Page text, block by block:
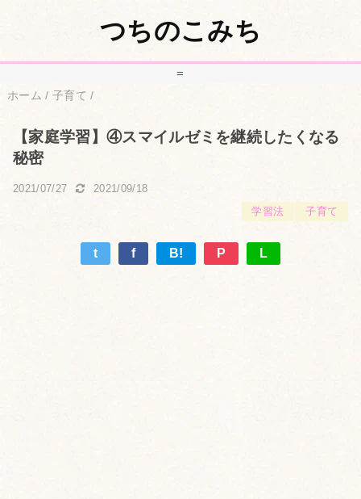
つちのこみち
=
ホーム / 子育て /
【家庭学習】④スマイルゼミを継続したくなる
秘密
2021/07/27
2021/09/18
学習法
子育て
t f B! P L